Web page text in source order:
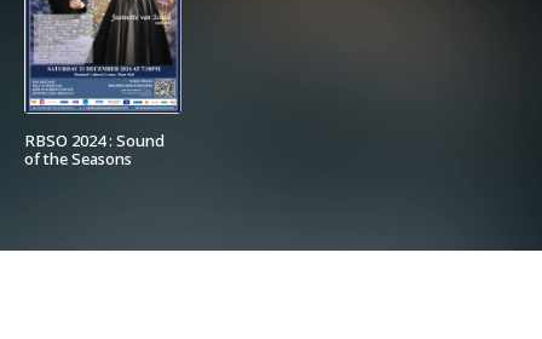
RBSO 2024 : Sound
of the Seasons